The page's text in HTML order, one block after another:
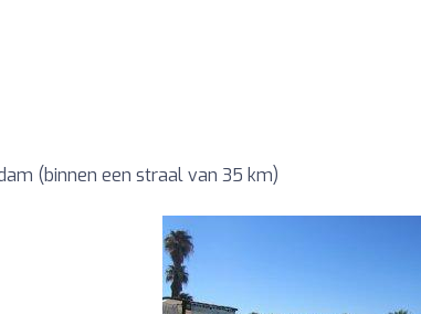
(binnen een straal van 35 km)